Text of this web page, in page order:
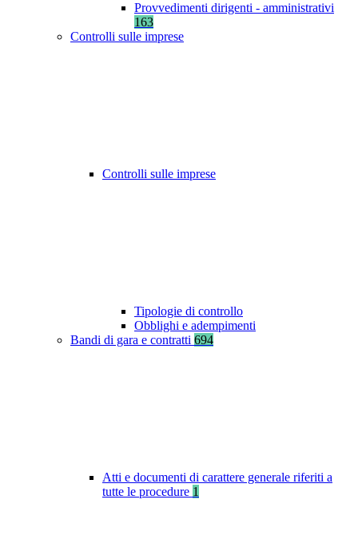
Provvedimenti dirigenti - amministrativi
163
Controlli sulle imprese
Controlli sulle imprese
Tipologie di controllo
Obblighi e adempimenti
Bandi di gara e contratti 694
Atti e documenti di carattere generale riferiti a
tutte le procedure 1